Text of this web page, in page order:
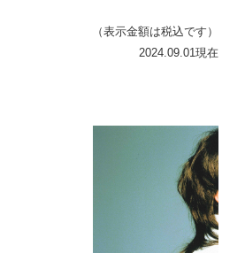
（表示金額は税込です）
2024.09.01現在